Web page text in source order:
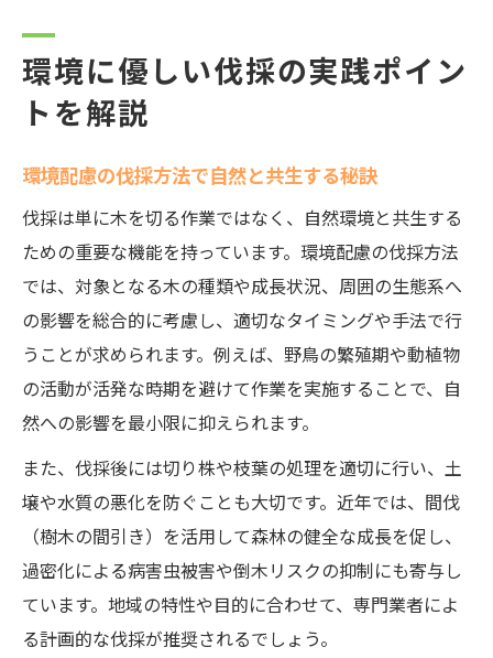
環境に優しい伐採の実践ポイン
トを解説
環境配慮の伐採方法で自然と共生する秘訣
伐採は単に木を切る作業ではなく、自然環境と共生する
ための重要な機能を持っています。環境配慮の伐採方法
では、対象となる木の種類や成長状況、周囲の生態系へ
の影響を総合的に考慮し、適切なタイミングや手法で行
うことが求められます。例えば、野鳥の繁殖期や動植物
の活動が活発な時期を避けて作業を実施することで、自
然への影響を最小限に抑えられます。
また、伐採後には切り株や枝葉の処理を適切に行い、土
壌や水質の悪化を防ぐことも大切です。近年では、間伐
（樹木の間引き）を活用して森林の健全な成長を促し、
過密化による病害虫被害や倒木リスクの抑制にも寄与し
ています。地域の特性や目的に合わせて、専門業者によ
る計画的な伐採が推奨されるでしょう。